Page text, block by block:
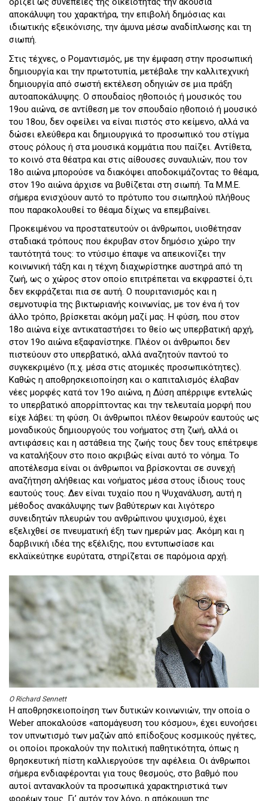
αποκάλυψη του χαρακτήρα, την επιβολή δημόσιας και
ιδιωτικής εξεικόνισης, την άμυνα μέσω αναδίπλωσης και τη
σιωπή.
Στις τέχνες, ο Ρομαντισμός, με την έμφαση στην προσωπική
δημιουργία και την πρωτοτυπία, μετέβαλε την καλλιτεχνική
δημιουργία από σωστή εκτέλεση οδηγιών σε μια πράξη
αυτοαποκάλυψης. Ο σπουδαίος ηθοποιός ή μουσικός του
19ου αιώνα, σε αντίθεση με τον σπουδαίο ηθοποιό ή μουσικό
του 18ου, δεν οφείλει να είναι πιστός στο κείμενο, αλλά να
δώσει ελεύθερα και δημιουργικά το προσωπικό του στίγμα
στους ρόλους ή στα μουσικά κομμάτια που παίζει. Αντίθετα,
το κοινό στα θέατρα και στις αίθουσες συναυλιών, που τον
18ο αιώνα μπορούσε να διακόψει αποδοκιμάζοντας το θέαμα,
στον 19ο αιώνα άρχισε να βυθίζεται στη σιωπή. Τα Μ.Μ.Ε.
σήμερα ενισχύουν αυτό το πρότυπο του σιωπηλού πλήθους
που παρακολουθεί το θέαμα δίχως να επεμβαίνει.
Προκειμένου να προστατευτούν οι άνθρωποι, υιοθέτησαν
σταδιακά τρόπους που έκρυβαν στον δημόσιο χώρο την
ταυτότητά τους: το ντύσιμο έπαψε να απεικονίζει την
κοινωνική τάξη και η τέχνη διαχωρίστηκε αυστηρά από τη
ζωή, ως ο χώρος στον οποίο επιτρέπεται να εκφραστεί ό,τι
δεν εκφράζεται πια σε αυτή. Ο πουριτανισμός και η
σεμνοτυφία της βικτωριανής κοινωνίας, με τον ένα ή τον
άλλο τρόπο, βρίσκεται ακόμη μαζί μας. Η φύση, που στον
18ο αιώνα είχε αντικαταστήσει το θείο ως υπερβατική αρχή,
στον 19ο αιώνα εξαφανίστηκε. Πλέον οι άνθρωποι δεν
πιστεύουν στο υπερβατικό, αλλά αναζητούν παντού το
συγκεκριμένο (π.χ. μέσα στις ατομικές προσωπικότητες).
Καθώς η αποθρησκειοποίηση και ο καπιταλισμός έλαβαν
νέες μορφές κατά τον 19ο αιώνα, η Δύση απέρριψε εντελώς
το υπερβατικό απορρίπτοντας και την τελευταία μορφή που
είχε λάβει: τη φύση. Οι άνθρωποι πλέον θεωρούν εαυτούς ως
μοναδικούς δημιουργούς του νοήματος στη ζωή, αλλά οι
αντιφάσεις και η αστάθεια της ζωής τους δεν τους επέτρεψε
να καταλήξουν στο ποιο ακριβώς είναι αυτό το νόημα. Το
αποτέλεσμα είναι οι άνθρωποι να βρίσκονται σε συνεχή
αναζήτηση αλήθειας και νοήματος μέσα στους ίδιους τους
εαυτούς τους. Δεν είναι τυχαίο που η Ψυχανάλυση, αυτή η
μέθοδος ανακάλυψης των βαθύτερων και λιγότερο
συνειδητών πλευρών του ανθρώπινου ψυχισμού, έχει
εξελιχθεί σε πνευματική έξη των ημερών μας. Ακόμη και η
δαρβινική ιδέα της εξέλιξης, που εντυπωσίασε και
εκλαϊκεύτηκε ευρύτατα, στηρίζεται σε παρόμοια αρχή.
O Richard Sennett
Η αποθρησκειοποίηση των δυτικών κοινωνιών, την οποία ο
Weber αποκαλούσε «απομάγευση του κόσμου», έχει ευνοήσει
τον υπνωτισμό των μαζών από επίδοξους κοσμικούς ηγέτες,
οι οποίοι προκαλούν την πολιτική παθητικότητα, όπως η
θρησκευτική πίστη καλλιεργούσε την αφέλεια. Οι άνθρωποι
σήμερα ενδιαφέρονται για τους θεσμούς, στο βαθμό που
αυτοί αντανακλούν τα προσωπικά χαρακτηριστικά των
φορέων τους. Γι’ αυτόν τον λόγο, η απόκρυψη της